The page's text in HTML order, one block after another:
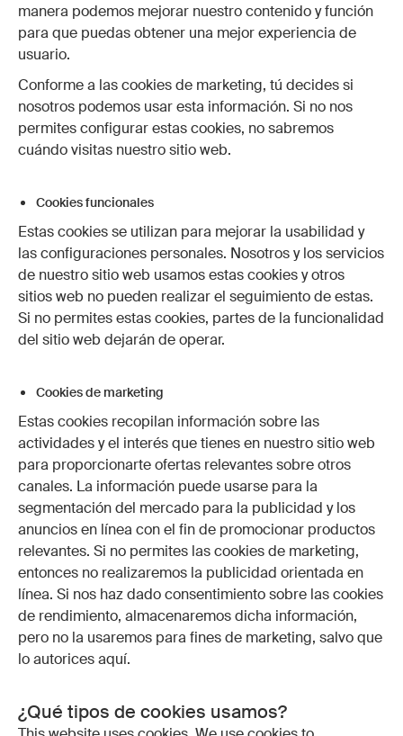
manera podemos mejorar nuestro contenido y función
para que puedas obtener una mejor experiencia de
usuario.
Conforme a las cookies de marketing, tú decides si
nosotros podemos usar esta información. Si no nos
permites configurar estas cookies, no sabremos
cuándo visitas nuestro sitio web.
Cookies funcionales
Estas cookies se utilizan para mejorar la usabilidad y
las configuraciones personales. Nosotros y los servicios
de nuestro sitio web usamos estas cookies y otros
sitios web no pueden realizar el seguimiento de estas.
Si no permites estas cookies, partes de la funcionalidad
del sitio web dejarán de operar.
Cookies de marketing
Estas cookies recopilan información sobre las
actividades y el interés que tienes en nuestro sitio web
para proporcionarte ofertas relevantes sobre otros
canales. La información puede usarse para la
segmentación del mercado para la publicidad y los
anuncios en línea con el fin de promocionar productos
relevantes. Si no permites las cookies de marketing,
entonces no realizaremos la publicidad orientada en
línea. Si nos haz dado consentimiento sobre las cookies
de rendimiento, almacenaremos dicha información,
pero no la usaremos para fines de marketing, salvo que
lo autorices aquí.
¿Qué tipos de cookies usamos?